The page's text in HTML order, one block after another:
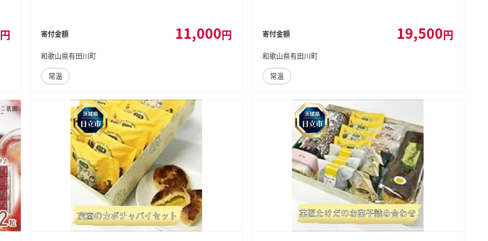
円 寄付金額 11,000円
和歌山県有田川町
常温
寄付金額 19,500円
和歌山県有田川町
常温